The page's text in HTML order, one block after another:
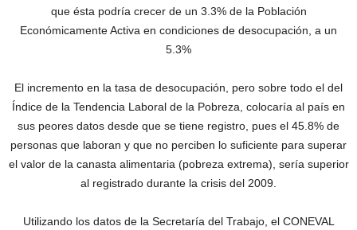
que ésta podría crecer de un 3.3% de la Población
Económicamente Activa en condiciones de desocupación, a un
5.3%
El incremento en la tasa de desocupación, pero sobre todo el del
Índice de la Tendencia Laboral de la Pobreza, colocaría al país en
sus peores datos desde que se tiene registro, pues el 45.8% de
personas que laboran y que no perciben lo suficiente para superar
el valor de la canasta alimentaria (pobreza extrema), sería superior
al registrado durante la crisis del 2009.
Utilizando los datos de la Secretaría del Trabajo, el CONEVAL